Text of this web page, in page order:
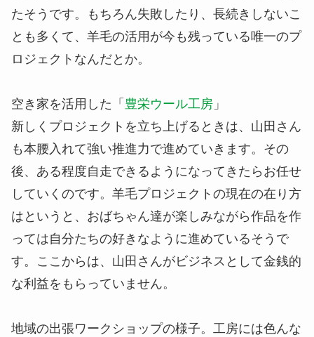
たそうです。もちろん失敗したり、長続きしないこ
とも多くて、羊毛の活用が今も残っている唯一のプ
ロジェクトなんだとか。
空き家を活用した「 豊栄ウール工房 」
新しくプロジェクトを立ち上げるときは、山田さん
も本腰入れて強い推進力で進めていきます。その
後、ある程度自走できるようになってきたらお任せ
していくのです。羊毛プロジェクトの現在の在り方
はというと、おばちゃん達が楽しみながら作品を作
っては自分たちの好きなように進めているそうで
す。ここからは、山田さんがビジネスとして金銭的
な利益をもらっていません。
地域の出張ワークショップの様子。工房には色んな